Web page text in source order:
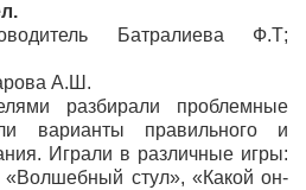
Батралиева Ф.Т;
А.Ш.
разбирали проблемные
варианты правильного и
Играли в различные игры:
стул», «Какой он-